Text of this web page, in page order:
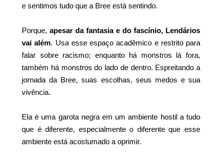
e sentimos tudo que a Bree está sentindo.
Porque, apesar da fantasia e do fascínio, Lendários
vai além. Usa esse espaço acadêmico e restrito para
falar sobre racismo; enquanto há monstros lá fora,
também há monstros do lado de dentro. Espreitando a
jornada da Bree, suas escolhas, seus medos e sua
vivência.
Ela é uma garota negra em um ambiente hostil a tudo
que é diferente, especialmente o diferente que esse
ambiente está acostumado a oprimir.